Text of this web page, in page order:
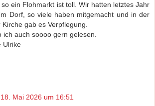
ein Flohmarkt ist toll. Wir hatten letztes Jahr
Dorf, so viele haben mitgemacht und in der
Kirche gab es Verpflegung.
ich auch soooo gern gelesen.
Ulrike
18. Mai 2026 um 16:51